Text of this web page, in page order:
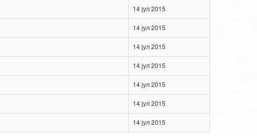
14 јул 2015
14 јул 2015
14 јул 2015
14 јул 2015
14 јул 2015
14 јул 2015
14 јул 2015